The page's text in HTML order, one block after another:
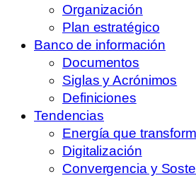
Organización
Plan estratégico
Banco de información
Documentos
Siglas y Acrónimos
Definiciones
Tendencias
Energía que
Digitalización
Convergencia y